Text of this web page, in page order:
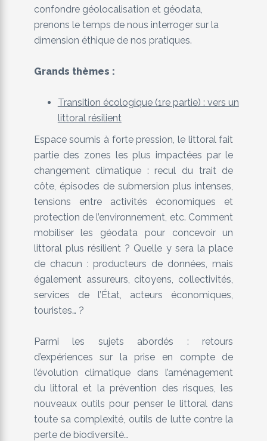
confondre géolocalisation et géodata,
prenons le temps de nous interroger sur la
dimension éthique de nos pratiques.
Grands thèmes :
Transition écologique (1re partie) : vers un
littoral résilient
Espace soumis à forte pression, le littoral fait
partie des zones les plus impactées par le
changement climatique : recul du trait de
côte, épisodes de submersion plus intenses,
tensions entre activités économiques et
protection de l’environnement, etc. Comment
mobiliser les géodata pour concevoir un
littoral plus résilient ? Quelle y sera la place
de chacun : producteurs de données, mais
également assureurs, citoyens, collectivités,
services de l’État, acteurs économiques,
touristes… ?
Parmi les sujets abordés : retours
d’expériences sur la prise en compte de
l’évolution climatique dans l’aménagement
du littoral et la prévention des risques, les
nouveaux outils pour penser le littoral dans
toute sa complexité, outils de lutte contre la
perte de biodiversité…